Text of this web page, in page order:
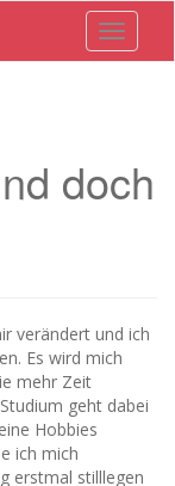
Toggle
doch
verändert und ich
Es wird mich
mehr Zeit
geht dabei
Hobbies
ich mich
erstmal stilllegen